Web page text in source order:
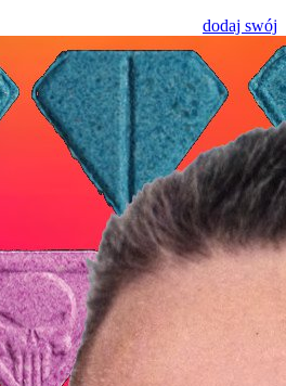
dodaj swój